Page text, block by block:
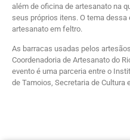
além de oficina de artesanato na
seus próprios itens. O tema dessa
artesanato em feltro.
As barracas usadas pelos
Coordenadoria de Artesanato do
evento é uma parceria entre o
de Tamoios, Secretaria de Cultura